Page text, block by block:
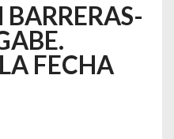
BARRERAS-
FECHA